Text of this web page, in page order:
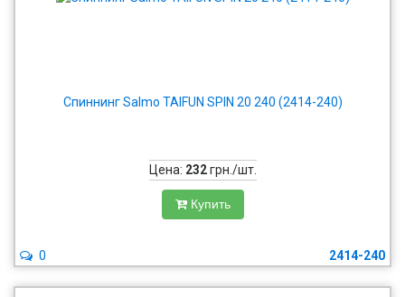
Спиннинг Salmo TAIFUN SPIN 20 240 (2414-240)
Цена: 232грн./шт.
Купить
2414-240
0